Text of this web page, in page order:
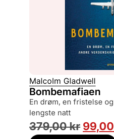
Malcolm Gladwell
Bombemafiaen
en drøm, en fristelse og andre verdenskrigs
lengste natt
379,00kr 99,00